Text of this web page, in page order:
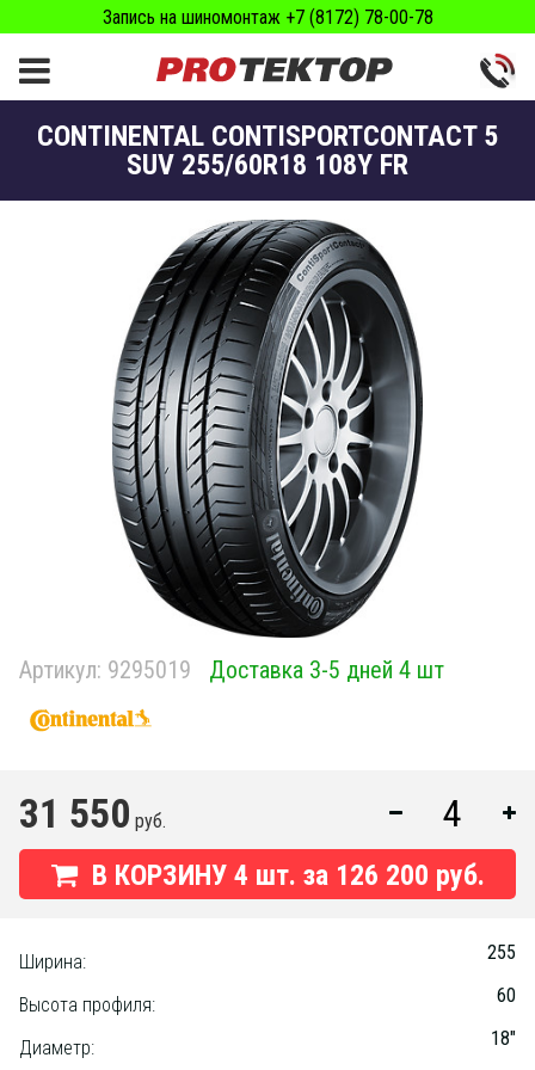
Запись на шиномонтаж +7 (8172) 78-00-78
CONTINENTAL CONTISPORTCONTACT 5
SUV 255/60R18 108Y FR
Артикул: 9295019 Доставка 3-5 дней 4 шт
31 550 руб.
В КОРЗИНУ 4 шт. за 126 200 руб.
Ширина: 255
Высота профиля: 60
Диаметр: 18"